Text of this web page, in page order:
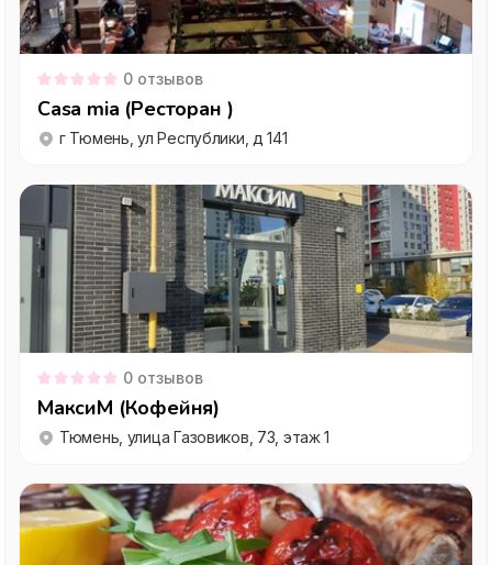
0 отзывов
Casa mia (Ресторан )
г Тюмень, ул Республики, д 141
0 отзывов
МаксиМ (Кофейня)
Тюмень, улица Газовиков, 73, этаж 1